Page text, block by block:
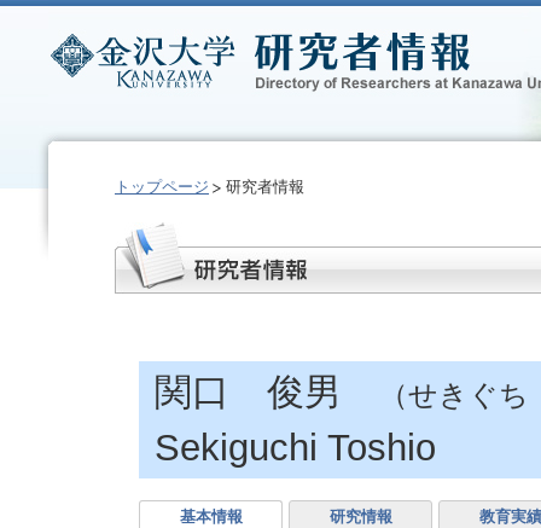
トップページ 研究者情報
関口 俊男 （せきぐ
Sekiguchi Toshio
基本情報 研究情報 教育実績